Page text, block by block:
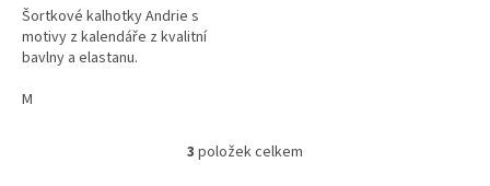
Šortkové kalhotky Andrie s
motivy z kalendáře z kvalitní
bavlny a elastanu.
M
O
3 položek celkem